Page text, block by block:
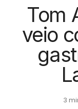
Tom
veio
3